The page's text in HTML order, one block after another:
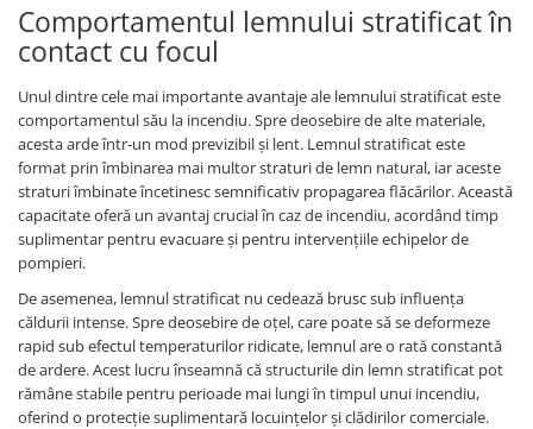
Comportamentul lemnului stratificat în
contact cu focul
Unul dintre cele mai importante avantaje ale lemnului stratificat este
comportamentul său la incendiu. Spre deosebire de alte materiale,
acesta arde într-un mod previzibil și lent. Lemnul stratificat este
format prin îmbinarea mai multor straturi de lemn natural, iar aceste
straturi îmbinate încetinesc semnificativ propagarea flăcărilor. Această
capacitate oferă un avantaj crucial în caz de incendiu, acordând timp
suplimentar pentru evacuare și pentru intervențiile echipelor de
pompieri.
De asemenea, lemnul stratificat nu cedează brusc sub influența
căldurii intense. Spre deosebire de oțel, care poate să se deformeze
rapid sub efectul temperaturilor ridicate, lemnul are o rată constantă
de ardere. Acest lucru înseamnă că structurile din lemn stratificat pot
rămâne stabile pentru perioade mai lungi în timpul unui incendiu,
oferind o protecție suplimentară locuințelor și clădirilor comerciale.